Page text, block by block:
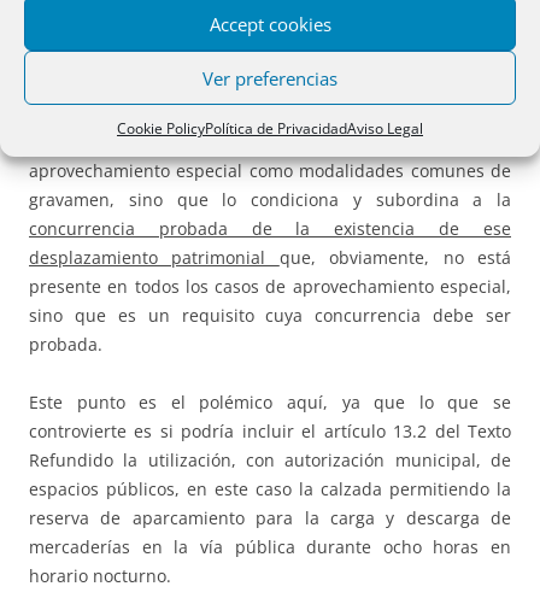
Accept cookies
Ver preferencias
Cookie PolicyPolítica de PrivacidadAviso Legal
la mera enunciación de la norma, atendiendo, como punto
de partida, a su puro tenor gramatical, resulta con claridad
que la posición esgrimida en el Tribunal Supremo es
la concesión y la autorizaciónque recae sobre el
aprovechamiento especial como modalidades comunes de
gravamen, sino que lo condiciona y subordina a la
concurrencia probada de la existencia de ese
desplazamiento patrimonial que, obviamente, no está
presente en todos los casos de aprovechamiento especial,
sino que es un requisito cuya concurrencia debe ser
probada.
Este punto es el polémico aquí, ya que lo que se
controvierte es si podría incluir el artículo 13.2 del Texto
Refundido la utilización, con autorización municipal, de
espacios públicos, en este caso la calzada permitiendo la
reserva de aparcamiento para la carga y descarga de
mercaderías en la vía pública durante ocho horas en
horario nocturno.